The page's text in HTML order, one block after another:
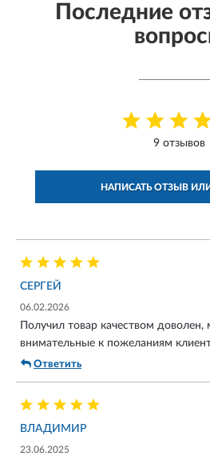
Последние
9 отзывов
НАПИСАТЬ ОТЗЫВ
СЕРГЕЙ
06.02.2026
Получил товар качеством
внимательные к пожеланиям
Ответить
ВЛАДИМИР
23.06.2025